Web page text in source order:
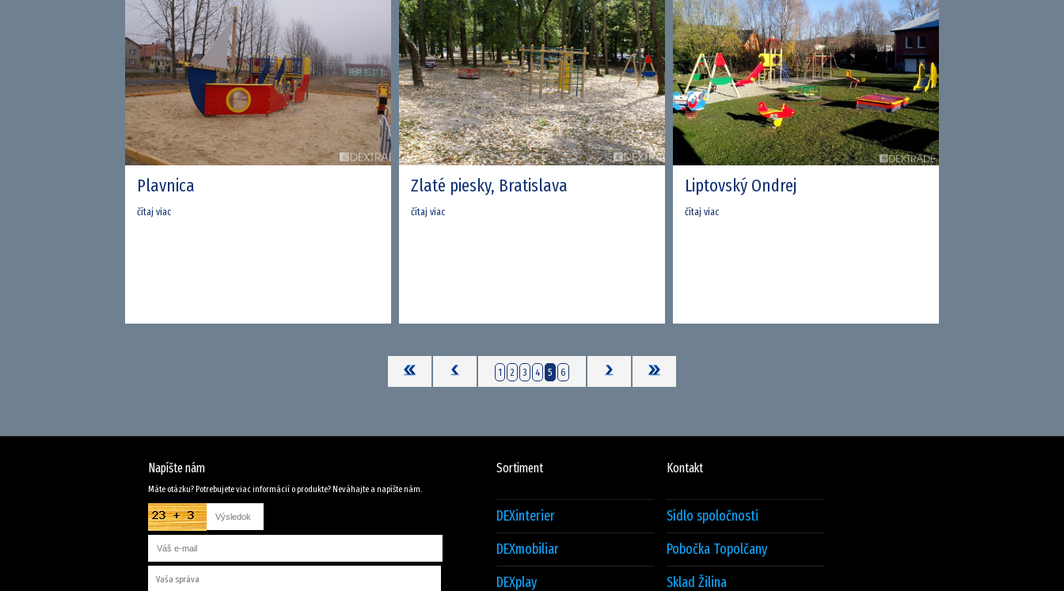
Plavnica
čítaj viac
Zlaté piesky, Bratislava
čítaj viac
Liptovský Ondrej
čítaj viac
1 2 3 4 5 6
Napíšte nám
Máte otázku? Potrebujete viac informácií o produkte? Neváhajte a napíšte nám.
Sortiment
DEXinterier
DEXmobiliar
DEXplay
Kontakt
Sídlo spoločnosti
Pobočka Topolčany
Sklad Žilina